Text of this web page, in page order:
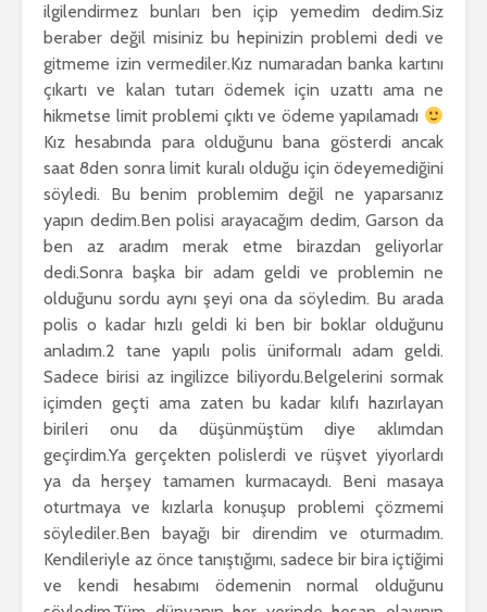
ilgilendirmez bunları ben içip yemedim dedim.Siz
beraber değil misiniz bu hepinizin problemi dedi ve
gitmeme izin vermediler.Kız numaradan banka kartını
çıkartı ve kalan tutarı ödemek için uzattı ama ne
hikmetse limit problemi çıktı ve ödeme yapılamadı
Kız hesabında para olduğunu bana gösterdi ancak
saat 8den sonra limit kuralı olduğu için ödeyemediğini
söyledi. Bu benim problemim değil ne yaparsanız
yapın dedim.Ben polisi arayacağım dedim, Garson da
ben az aradım merak etme birazdan geliyorlar
dedi.Sonra başka bir adam geldi ve problemin ne
olduğunu sordu aynı şeyi ona da söyledim. Bu arada
polis o kadar hızlı geldi ki ben bir boklar olduğunu
anladım.2 tane yapılı polis üniformalı adam geldi.
Sadece birisi az ingilizce biliyordu.Belgelerini sormak
içimden geçti ama zaten bu kadar kılıfı hazırlayan
birileri onu da düşünmüştüm diye aklımdan
geçirdim.Ya gerçekten polislerdi ve rüşvet yiyorlardı
ya da herşey tamamen kurmacaydı. Beni masaya
oturtmaya ve kızlarla konuşup problemi çözmemi
söylediler.Ben bayağı bir direndim ve oturmadım.
Kendileriyle az önce tanıştığımı, sadece bir bira içtiğimi
ve kendi hesabımı ödemenin normal olduğunu